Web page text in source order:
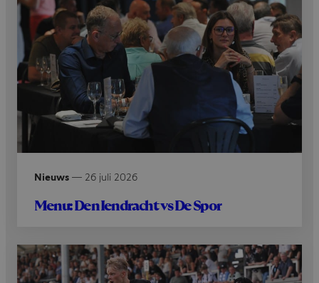
Nieuws — 26 juli 2026
Menu: Den Iendracht vs De Spor